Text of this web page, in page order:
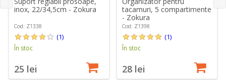
inox, 22/34,5cm - Zokura
Cod: Z1338
(1)
În stoc
25 lei
tacamuri, 5 compartimente
- Zokura
Cod: Z1398
(1)
În stoc
28 lei